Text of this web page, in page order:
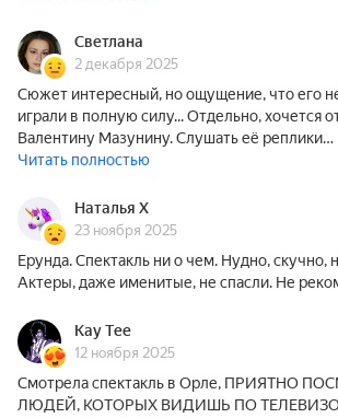
Светлана
2 декабря 2025
Сюжет интересный, но ощущение, что его
играли в полную силу... Отдельно, хочется
Валентину Мазунину. Слушать её реплики…
Читать полностью
Наталья Х
23 ноября 2025
Ерунда. Спектакль ни о чем. Нудно, скучно,
Актеры, даже именитые, не спасли. Не
Kay Tee
12 ноября 2025
Смотрела спектакль в Орле, ПРИЯТНО
ЛЮДЕЙ, КОТОРЫХ ВИДИШЬ ПО